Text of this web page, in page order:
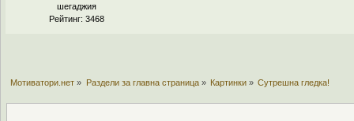
шегаджия
Рейтинг: 3468
Мотиватори.нет » Раздели за главна страница» Картинки» Сутрешна гледка!